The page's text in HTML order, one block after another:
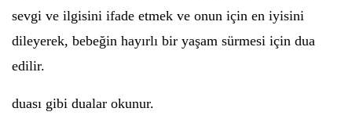
sevgi ve ilgisini ifade etmek ve onun için en iyisini
dileyerek, bebeğin hayırlı bir yaşam sürmesi için dua
edilir.
duası gibi dualar okunur.